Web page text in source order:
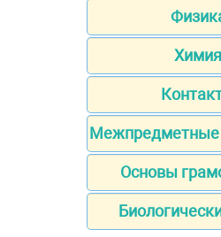
Химия
Межпредметные
Основы